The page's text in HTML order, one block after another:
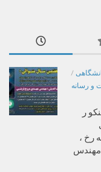
/
و رسانه
ر
رخ ،
مهندس